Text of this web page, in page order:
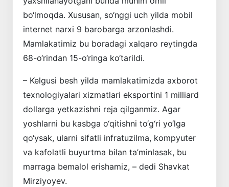
bo‘lmoqda. Xususan, so‘nggi uch yilda mobil
internet narxi 9 barobarga arzonlashdi.
Mamlakatimiz bu boradagi xalqaro reytingda
68-o‘rindan 15-o‘ringa ko‘tarildi.
– Kelgusi besh yilda mamlakatimizda axborot
texnologiyalari xizmatlari eksportini 1 milliard
dollarga yetkazishni reja qilganmiz. Agar
yoshlarni bu kasbga o‘qitishni to‘g‘ri yo‘lga
qo‘ysak, ularni sifatli infratuzilma, kompyuter
va kafolatli buyurtma bilan ta’minlasak, bu
marraga bemalol erishamiz, – dedi Shavkat
Mirziyoyev.